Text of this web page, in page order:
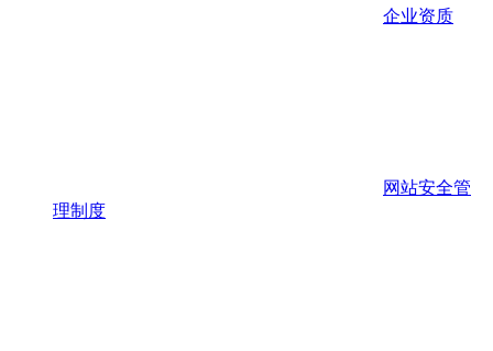
企业资质
网站安全管
理制度